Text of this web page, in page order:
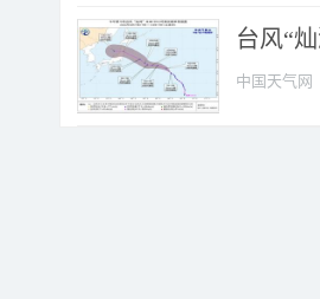
台风“
中国天气网